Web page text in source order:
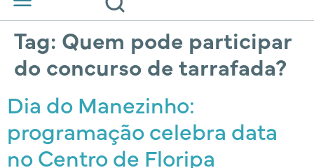
Tag: Quem pode participar
do concurso de tarrafada?
Dia do Manezinho:
programação celebra data
no Centro de Floripa